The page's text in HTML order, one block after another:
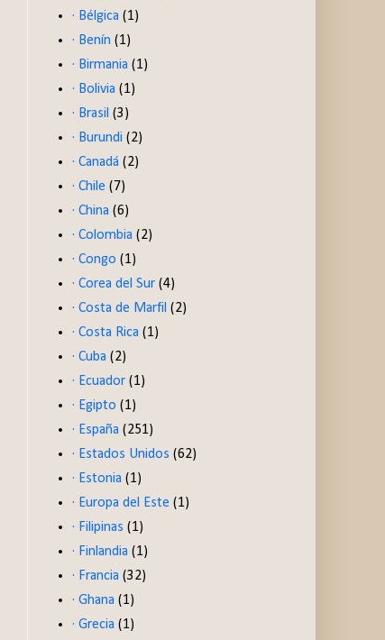
· Bélgica (1)
· Benín (1)
· Birmania (1)
· Bolivia (1)
· Brasil (3)
· Burundi (2)
· Canadá (2)
· Chile (7)
· China (6)
· Colombia (2)
· Congo (1)
· Corea del Sur (4)
· Costa de Marfil (2)
· Costa Rica (1)
· Cuba (2)
· Ecuador (1)
· Egipto (1)
· España (251)
· Estados Unidos (62)
· Estonia (1)
· Europa del Este (1)
· Filipinas (1)
· Finlandia (1)
· Francia (32)
· Ghana (1)
· Grecia (1)